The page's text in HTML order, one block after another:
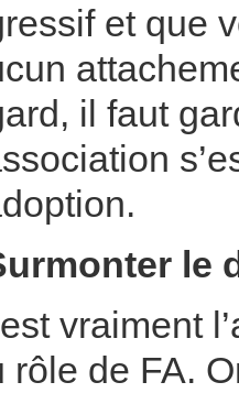
et que
il faut
le
vraiment
rôle de FA.